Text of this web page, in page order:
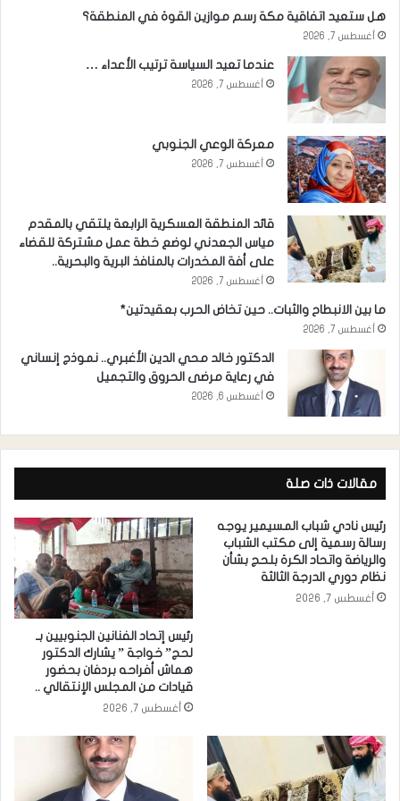
هل ستعيد اتفاقية مكة رسم موازين القوة في المنطقة؟
أغسطس 7, 2026
عندما تعيد السياسة ترتيب الأعداء …
أغسطس 7, 2026
معركة الوعي الجنوبي
أغسطس 7, 2026
قائد المنطقة العسكرية الرابعة يلتقي بالمقدم
مياس الجعدني لوضع خطة عمل مشتركة للقضاء
على أفة المخدرات بالمنافذ البرية والبحرية..
أغسطس 7, 2026
ما بين الانبطاح والثبات.. حين تخاض الحرب بعقيدتين*
أغسطس 7, 2026
الدكتور خالد محي الدين الأغبري.. نموذج إنساني
في رعاية مرضى الحروق والتجميل
أغسطس 6, 2026
مقالات ذات صلة
رئيس نادي شباب المسيمير يوجه
رسالة رسمية إلى مكتب الشباب
والرياضة واتحاد الكرة بلحج بشأن
نظام دوري الدرجة الثالثة
أغسطس 7, 2026
رئيس إتحاد الفنانين الجنوبيين بـ
لحج” خواجة ” يشارك الدكتور
هماش أفراحه بردفان بحضور
قيادات من المجلس الإنتقالي ..
أغسطس 7, 2026